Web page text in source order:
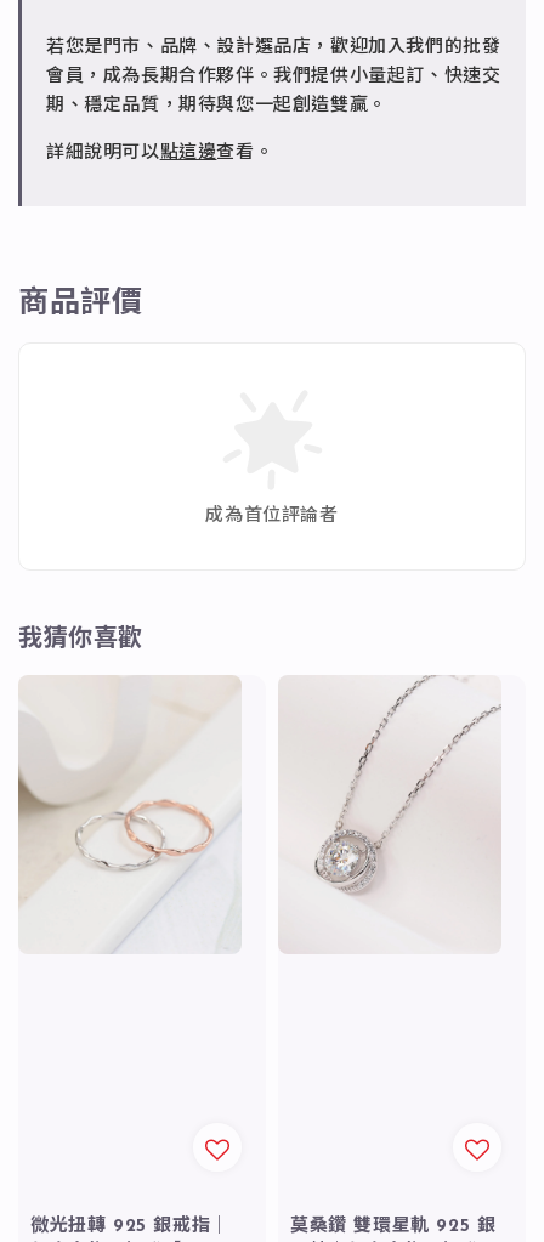
✻ 批發會員
請聯繫 LINE 客服 @jfq1926j 協助處理。
若您是門市、品牌、設計選品店，歡迎加入我們的批發
會員，成為長期合作夥伴。我們提供小量起訂、快速交
期、穩定品質，期待與您一起創造雙贏。
詳細說明可以點這邊查看。
商品評價
成為首位評論者
我猜你喜歡
微光扭轉 925 銀戒指｜
莫桑鑽 雙環星軌 925 銀